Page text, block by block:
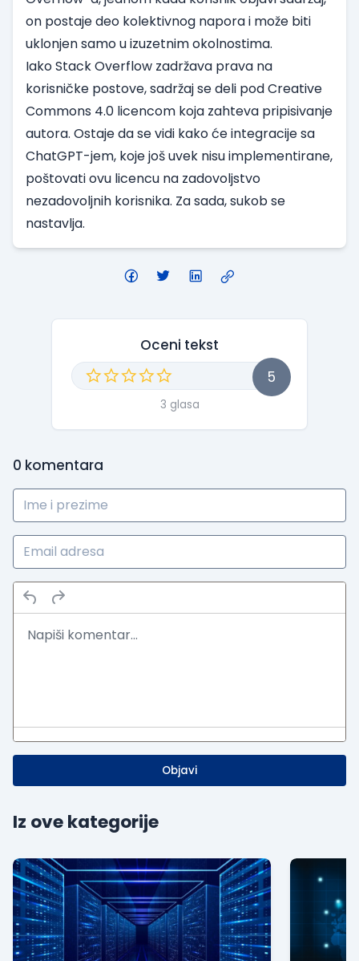
on postaje deo kolektivnog napora i može biti
uklonjen samo u izuzetnim okolnostima.
Iako Stack Overflow zadržava prava na
korisničke postove, sadržaj se deli pod Creative
Commons 4.0 licencom koja zahteva pripisivanje
autora. Ostaje da se vidi kako će integracije sa
ChatGPT-jem, koje još uvek nisu implementirane,
poštovati ovu licencu na zadovoljstvo
nezadovoljnih korisnika. Za sada, sukob se
nastavlja.
Oceni tekst
5
3 glasa
0 komentara
Objavi
Iz ove kategorije